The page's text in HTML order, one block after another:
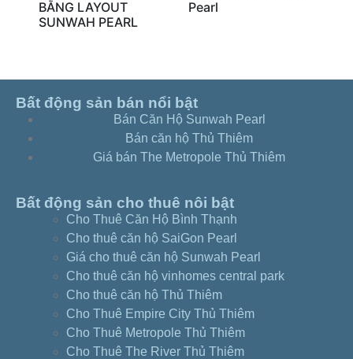
BẰNG LAYOUT
SUNWAH PEARL
Pearl
Bất động sản bán nổi bật
Bán Căn Hộ Sunwah Pearl
Bán căn hộ Thủ Thiêm
Giá bán The Metropole Thủ Thiêm
Bất động sản cho thuê nôi bật
Cho Thuê Căn Hộ Bình Thạnh
Cho thuê căn hộ SaiGon Pearl
Giá cho thuê căn hộ Sunwah Pearl
Cho thuê căn hộ vinhomes central park
Cho thuê căn hộ Thủ Thiêm
Cho Thuê Empire City Thủ Thiêm
Cho Thuê Metropole Thủ Thiêm
Cho Thuê The River Thủ Thiêm